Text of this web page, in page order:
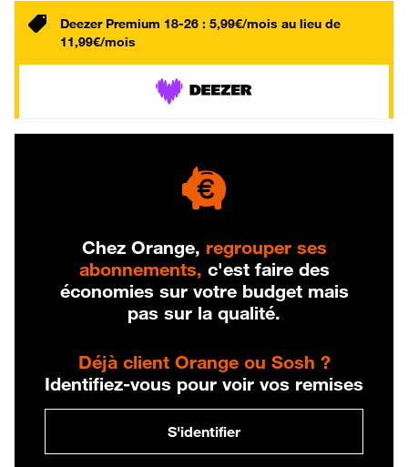
Deezer Premium 18-26 : 5,99€/mois au lieu de
11,99€/mois
Chez Orange, regrouper ses
abonnements, c'est faire des
économies sur votre budget mais
pas sur la qualité.
Déjà client Orange ou Sosh ?
Identifiez-vous pour voir vos remises
S'identifier